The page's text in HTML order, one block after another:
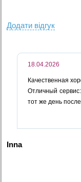
Додати вiдгук
18.04.2026
Качественная
Отличный
тот же день
Inna